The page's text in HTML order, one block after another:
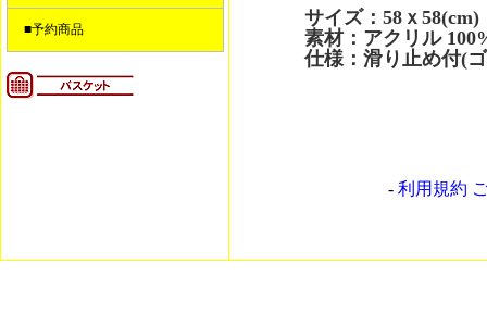
■予約商品
サイズ：58ｘ58(cm)
素材：アクリル
仕様：滑り止め付(
- 利用規約